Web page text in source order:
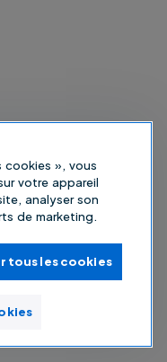
cookies », vous
votre appareil
analyser son
de marketing.
tous les cookies